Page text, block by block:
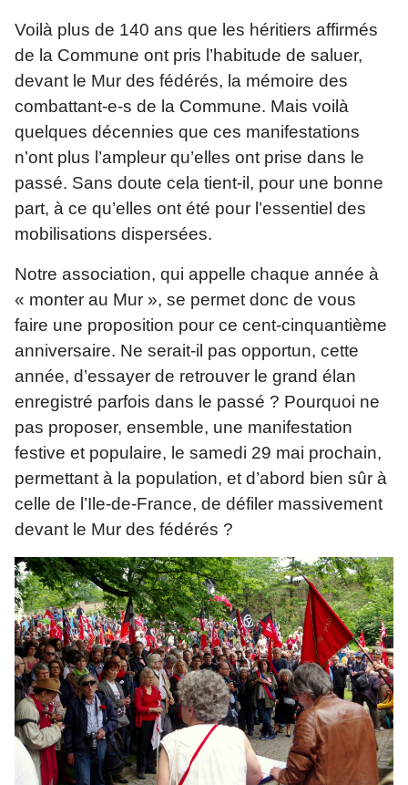
Voilà plus de 140 ans que les héritiers affirmés
de la Commune ont pris l’habitude de saluer,
devant le Mur des fédérés, la mémoire des
combattant-e-s de la Commune. Mais voilà
quelques décennies que ces manifestations
n’ont plus l’ampleur qu’elles ont prise dans le
passé. Sans doute cela tient-il, pour une bonne
part, à ce qu’elles ont été pour l’essentiel des
mobilisations dispersées.
Notre association, qui appelle chaque année à
« monter au Mur », se permet donc de vous
faire une proposition pour ce cent-cinquantième
anniversaire. Ne serait-il pas opportun, cette
année, d’essayer de retrouver le grand élan
enregistré parfois dans le passé ? Pourquoi ne
pas proposer, ensemble, une manifestation
festive et populaire, le samedi 29 mai prochain,
permettant à la population, et d’abord bien sûr à
celle de l’Ile-de-France, de défiler massivement
devant le Mur des fédérés ?